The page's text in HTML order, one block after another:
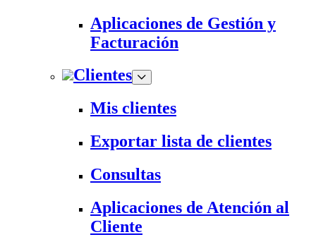
Aplicaciones de Gestión y
Facturación
Clientes
Mis clientes
Exportar lista de clientes
Consultas
Aplicaciones de Atención al
Cliente